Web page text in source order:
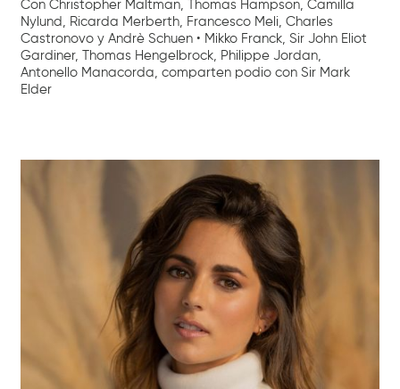
Con Christopher Maltman, Thomas Hampson, Camilla
Nylund, Ricarda Merberth, Francesco Meli, Charles
Castronovo y Andrè Schuen • Mikko Franck, Sir John Eliot
Gardiner, Thomas Hengelbrock, Philippe Jordan,
Antonello Manacorda, comparten podio con Sir Mark
Elder